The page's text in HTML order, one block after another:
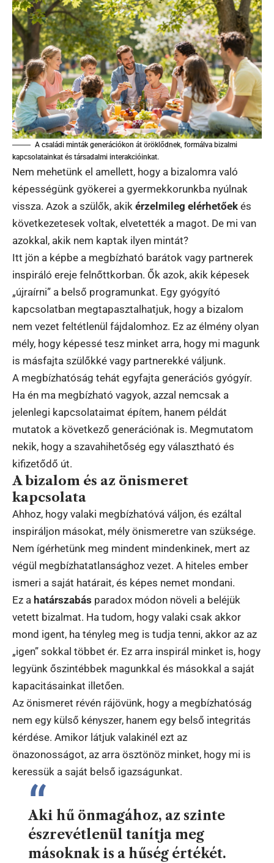
A családi minták generációkon át öröklődnek, formálva bizalmi
kapcsolatainkat és társadalmi interakcióinkat.
Nem mehetünk el amellett, hogy a bizalomra való
képességünk gyökerei a gyermekkorunkba nyúlnak
vissza. Azok a szülők, akik érzelmileg elérhetőek és
következetesek voltak, elvetették a magot. De mi van
azokkal, akik nem kaptak ilyen mintát?
Itt jön a képbe a megbízható barátok vagy partnerek
inspiráló ereje felnőttkorban. Ők azok, akik képesek
„újraírni” a belső programunkat. Egy gyógyító
kapcsolatban megtapasztalhatjuk, hogy a bizalom
nem vezet feltétlenül fájdalomhoz. Ez az élmény olyan
mély, hogy képessé tesz minket arra, hogy mi magunk
is másfajta szülőkké vagy partnerekké váljunk.
A megbízhatóság tehát egyfajta generációs gyógyír.
Ha én ma megbízható vagyok, azzal nemcsak a
jelenlegi kapcsolataimat építem, hanem példát
mutatok a következő generációnak is. Megmutatom
nekik, hogy a szavahihetőség egy választható és
kifizetődő út.
A bizalom és az önismeret
kapcsolata
Ahhoz, hogy valaki megbízhatóvá váljon, és ezáltal
inspiráljon másokat, mély önismeretre van szüksége.
Nem ígérhetünk meg mindent mindenkinek, mert az
végül megbízhatatlansághoz vezet. A hiteles ember
ismeri a saját határait, és képes nemet mondani.
Ez a határszabás paradox módon növeli a beléjük
vetett bizalmat. Ha tudom, hogy valaki csak akkor
mond igent, ha tényleg meg is tudja tenni, akkor az az
„igen” sokkal többet ér. Ez arra inspirál minket is, hogy
legyünk őszintébbek magunkkal és másokkal a saját
kapacitásainkat illetően.
Az önismeret révén rájövünk, hogy a megbízhatóság
nem egy külső kényszer, hanem egy belső integritás
kérdése. Amikor látjuk valakinél ezt az
önazonosságot, az arra ösztönöz minket, hogy mi is
keressük a saját belső igazságunkat.
Aki hű önmagához, az szinte
észrevétlenül tanítja meg
másoknak is a hűség értékét.